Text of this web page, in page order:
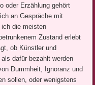
oder Erzählung gehört
an Gespräche mit
die meisten
Zustand erlebt
ob Künstler und
dafür bezahlt werden
Dummheit, Ignoranz und
sollen, oder wenigstens